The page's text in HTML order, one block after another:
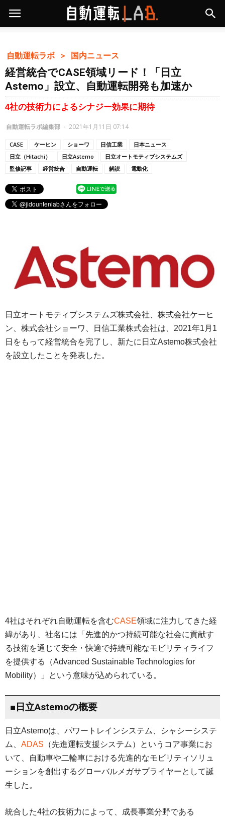
自動運転ラボ ＞ 国内ニュース
経営統合でCASE領域リード！「日立
Astemo」設立、自動運転開発も加速か
4社の技術力によるシナジー効果に期待
自動運転ラボ編集部 - 2021年1月11日 07:14
CASE ケーヒン ショーワ 日信工業
日本ニュース
日立（Hitachi）
日立Astemo
日立オートモティブシステムズ
監修記事
経営統合 自動運転 解説 電動化
日立オートモティブシステムズ株式会社、株式会社ケーヒ
ン、株式会社ショーワ、日信工業株式会社は、2021年1月1
日をもって経営統合を完了し、新たに日立Astemo株式会社
を設立したことを発表した。
4社はそれぞれ自動運転を含むCASE領域に注力してきた経
緯があり、社名には「先進的かつ持続可能な社会に貢献す
る技術を通じて安全・快適で持続可能なモビリティライフ
を提供する（Advanced Sustainable Technologies for
Mobility）」という意味が込められている。
■日立Astemoの概要
日立Astemoは、パワートレインシステム、シャシーシステ
ム、 ADAS （先進運転支援システム）というコア事業にお
いて、自動車や二輪車における先進的なモビリティソリュ
ーションを創出するグローバルメガサプライヤーとして誕
生した。
統合した4社の技術力によって、成長事業分野である